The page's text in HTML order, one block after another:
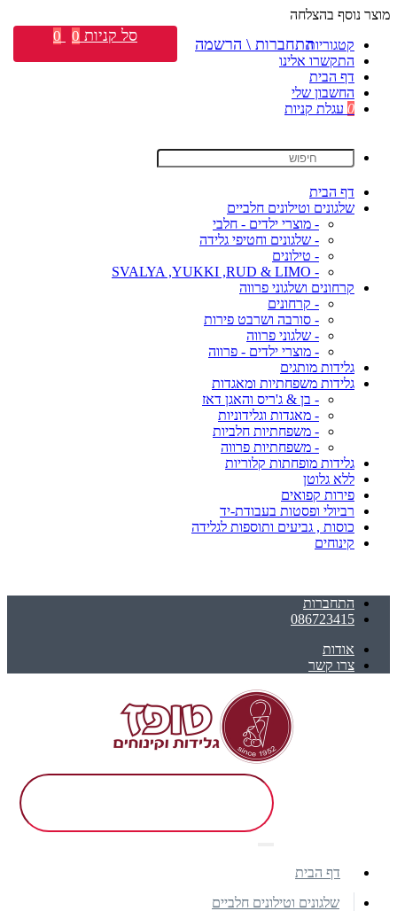
מוצר נוסף בהצלחה
קטגוריות
התקשרו אלינו
דף הבית
החשבון שלי
0 עגלת קניות
דף הבית
שלגונים וטילונים חלביים
- מוצרי ילדים - חלבי
- שלגונים וחטיפי גלידה
- טילונים
- SVALYA ,YUKKI ,RUD & LIMO
קרחונים ושלגוני פרווה
- קרחונים
- סורבה ושרבט פירות
- שלגוני פרווה
- מוצרי ילדים - פרווה
גלידות מותגים
גלידות משפחתיות ומאגדות
- בן & ג'ריס והאגן דאז
- מאגדות וגלידוניות
- משפחתיות חלביות
- משפחתיות פרווה
גלידות מופחתות קלוריות
ללא גלוטן
פירות קפואים
רביולי ופסטות בעבודת-יד
כוסות , גביעים ותוספות לגלידה
קינוחים
התחברות
086723415
אודות
צרו קשר
התחברות \ הרשמה סל קניות 0
0
דף הבית
שלגונים וטילונים חלביים